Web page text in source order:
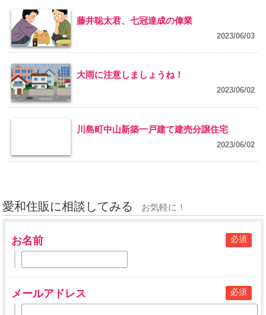
藤井聡太君、七冠達成の偉業
2023/06/03
大雨に注意しましょうね！
2023/06/02
川島町中山新築一戸建て建売分譲住宅
2023/06/02
愛和住販に相談してみる お気軽に！
お名前 必須
メールアドレス 必須